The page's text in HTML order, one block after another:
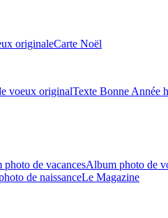
originaleCarte Noël
voeux originalTexte Bonne Année
photo de vacancesAlbum photo de
de naissanceLe Magazine